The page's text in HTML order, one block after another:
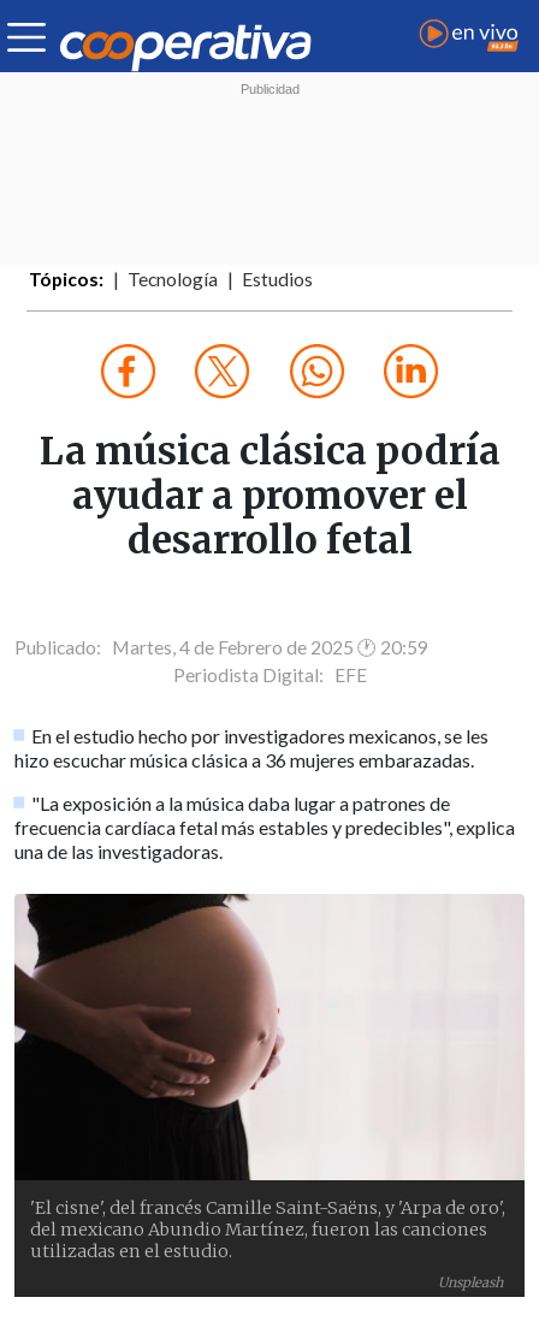
Tópicos: Tecnología Estudios
La música clásica podría
ayudar a promover el
desarrollo fetal
Publicado: Martes, 4 de Febrero de 2025 🕐 20:59
Periodista Digital: EFE
En el estudio hecho por investigadores mexicanos, se les
hizo escuchar música clásica a 36 mujeres embarazadas.
"La exposición a la música daba lugar a patrones de
frecuencia cardíaca fetal más estables y predecibles", explica
una de las investigadoras.
Unspleash
'El cisne', del francés Camille Saint-Saëns, y 'Arpa de oro',
del mexicano Abundio Martínez, fueron las canciones
utilizadas en el estudio.